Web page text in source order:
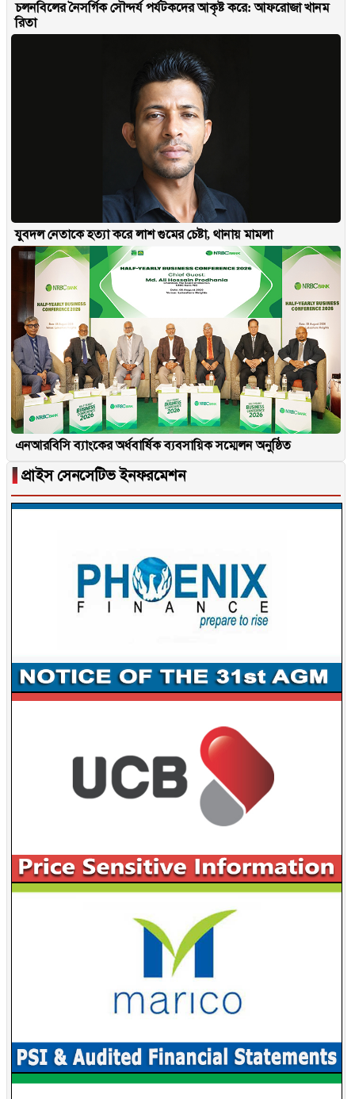
চলনবিলের নৈসর্গিক সৌন্দর্য পর্যটকদের আকৃষ্ট করে: আফরোজা খানম
রিতা
যুবদল নেতাকে হত্যা করে লাশ গুমের চেষ্টা, থানায় মামলা
এনআরবিসি ব্যাংকের অর্ধবার্ষিক ব্যবসায়িক সম্মেলন অনুষ্ঠিত
▐ প্রাইস সেনসেটিভ ইনফরমেশন